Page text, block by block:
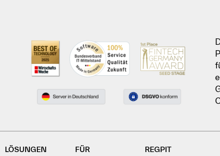
LÖSUNGEN
FÜR
REGPIT